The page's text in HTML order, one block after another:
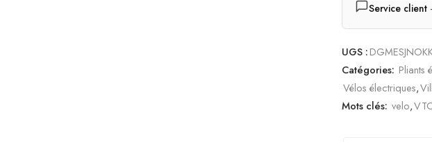
Service client
UGS :
Catégories: Pliants
Vélos électriques,
Mots clés: velo,